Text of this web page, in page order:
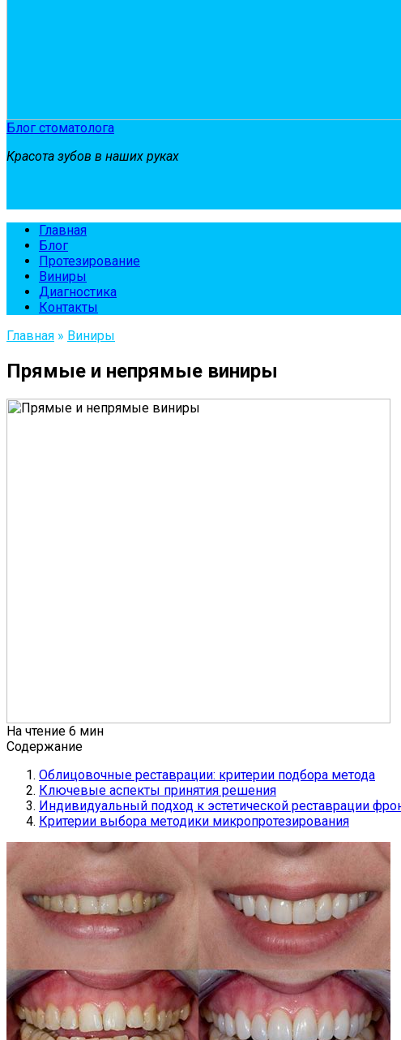
Блог стоматолога
Красота зубов в наших руках
Главная
Блог
Протезирование
Виниры
Диагностика
Контакты
Главная » Виниры
Прямые и непрямые виниры
На чтение 6 мин
Содержание
Облицовочные реставрации: критерии подбора метода
Ключевые аспекты принятия решения
Индивидуальный подход к эстетической реставрации
Критерии выбора методики микропротезирования